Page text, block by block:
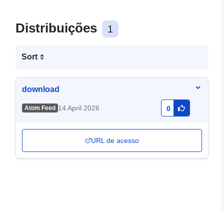
Distribuições 1
Sort
download
Atom Feed 14 April 2026 0
URL de acesso